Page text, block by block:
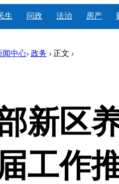
生 问政 法治 房产
闻中心› 政务 › 正文 ›
新区
工作